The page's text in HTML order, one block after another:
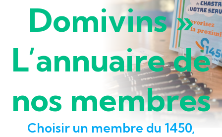
Domivins »
L’annuaire de
nos membres
Choisir un membre du 1450,